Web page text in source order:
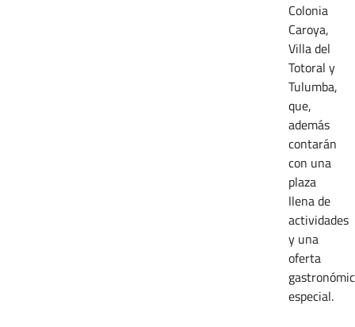
Colonia
Caroya,
Villa del
Totoral y
Tulumba,
que,
además
contarán
con una
plaza
llena de
actividades
y una
oferta
especial.